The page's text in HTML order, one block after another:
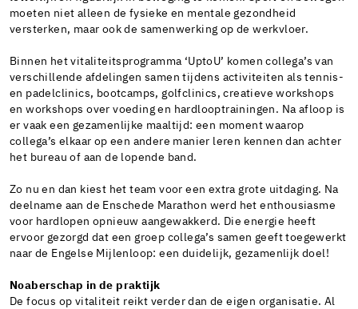
moeten niet alleen de fysieke en mentale gezondheid
versterken, maar ook de samenwerking op de werkvloer.
Binnen het vitaliteitsprogramma ‘UptoU’ komen collega’s van
verschillende afdelingen samen tijdens activiteiten als tennis-
en padelclinics, bootcamps, golfclinics, creatieve workshops
en workshops over voeding en hardlooptrainingen. Na afloop is
er vaak een gezamenlijke maaltijd: een moment waarop
collega’s elkaar op een andere manier leren kennen dan achter
het bureau of aan de lopende band.
Zo nu en dan kiest het team voor een extra grote uitdaging. Na
deelname aan de Enschede Marathon werd het enthousiasme
voor hardlopen opnieuw aangewakkerd. Die energie heeft
ervoor gezorgd dat een groep collega’s samen geeft toegewerkt
naar de Engelse Mijlenloop: een duidelijk, gezamenlijk doel!
Noaberschap in de praktijk
De focus op vitaliteit reikt verder dan de eigen organisatie. Al